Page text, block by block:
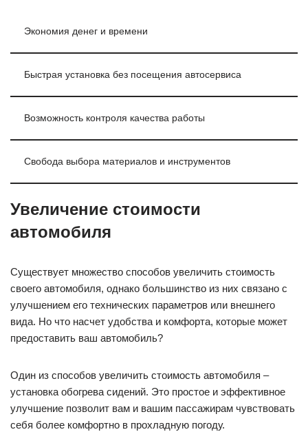
Экономия денег и времени
Быстрая установка без посещения автосервиса
Возможность контроля качества работы
Свобода выбора материалов и инструментов
Увеличение стоимости
автомобиля
Существует множество способов увеличить стоимость
своего автомобиля, однако большинство из них связано с
улучшением его технических параметров или внешнего
вида. Но что насчет удобства и комфорта, которые может
предоставить ваш автомобиль?
Один из способов увеличить стоимость автомобиля –
установка обогрева сидений. Это простое и эффективное
улучшение позволит вам и вашим пассажирам чувствовать
себя более комфортно в прохладную погоду.